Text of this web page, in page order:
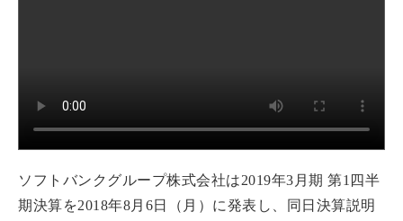
ソフトバンクグループ株式会社は2019年3月期 第1四半
期決算を2018年8月6日（月）に発表し、同日決算説明